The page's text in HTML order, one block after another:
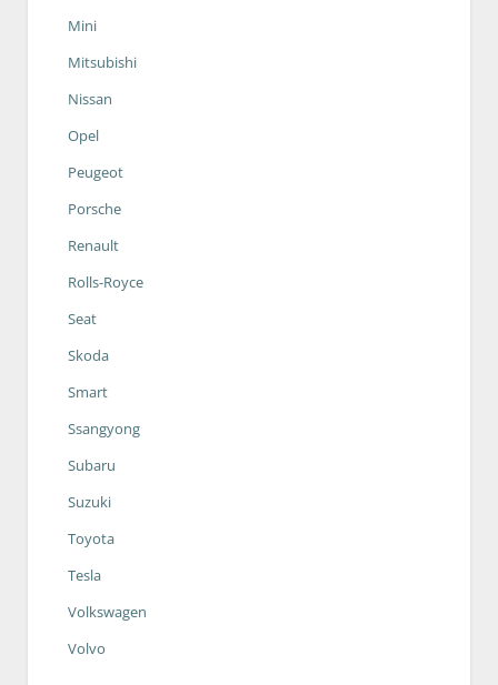
Mini
Mitsubishi
Nissan
Opel
Peugeot
Porsche
Renault
Rolls-Royce
Seat
Skoda
Smart
Ssangyong
Subaru
Suzuki
Toyota
Tesla
Volkswagen
Volvo